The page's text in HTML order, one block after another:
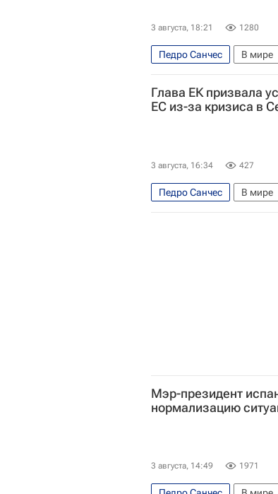
3 августа, 18:21 1280
Педро Санчес В мире
Наплыв мигрантов в
Глава ЕК призвала
ЕС из-за кризиса в
3 августа, 16:34 427
Педро Санчес В мире
Джорджа Мелони
Мэр-президент
нормализацию
3 августа, 14:49 1971